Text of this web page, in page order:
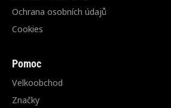
Ochrana osobních údajů
Cookies
Pomoc
Velkoobchod
Značky